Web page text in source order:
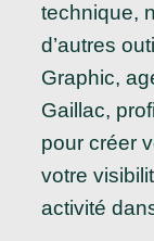
technique,
d’autres
Graphic,
Gaillac,
pour créer
votre
activité